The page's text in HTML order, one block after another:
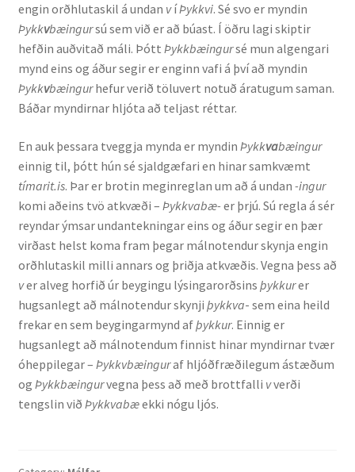
Fræðilegir fyrirlestrar
Ýmis erindi
Blaðaefni
English
Administration
CV
Publications
Research
Teaching
engin orðhlutaskil á undan víÞykkvi. Sé svo er myndin
Þykkvbæingursú sem við er að búast. Í öðru lagi skiptir
hefðin auðvitað máli. Þótt Þykkbæingursé mun algengari
mynd eins og áður segir er enginn vafi á því að myndin
Þykkvbæingurhefur verið töluvert notuð áratugum saman.
Báðar myndirnar hljóta að teljast réttar.
En auk þessara tveggja mynda er myndin Þykkvabæingur
einnig til, þótt hún sé sjaldgæfari en hinar samkvæmt
tímarit.is. Þar er brotin meginreglan um að á undan -ingur
komi aðeins tvö atkvæði – Þykkvabæ- er þrjú. Sú regla á sér
reyndar ýmsar undantekningar eins og áður segir en þær
virðast helst koma fram þegar málnotendur skynja engin
orðhlutaskil milli annars og þriðja atkvæðis. Vegna þess að
ver alveg horfið úr beygingu lýsingarorðsins þykkurer
hugsanlegt að málnotendur skynji þykkva- sem eina heild
frekar en sem beygingarmynd afþykkur. Einnig er
hugsanlegt að málnotendum finnist hinar myndirnar tvær
óheppilegar – Þykkvbæinguraf hljóðfræðilegum ástæðum
og Þykkbæingurvegna þess að með brottfalli vverði
tengslin við Þykkvabæekki nógu ljós.